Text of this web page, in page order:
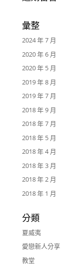
彙整
2024 年 7 月
2020 年 6 月
2020 年 5 月
2019 年 8 月
2019 年 7 月
2018 年 9 月
2018 年 7 月
2018 年 5 月
2018 年 4 月
2018 年 3 月
2018 年 2 月
2018 年 1 月
分類
夏威夷
愛戀新人分享
教堂